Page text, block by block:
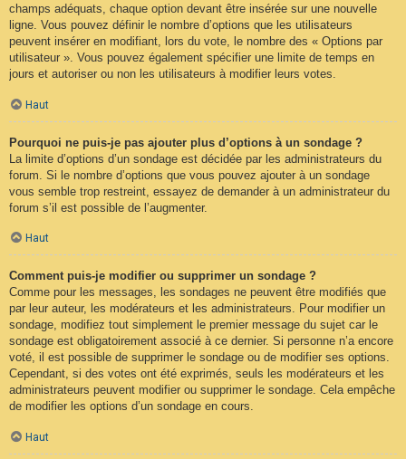
champs adéquats, chaque option devant être insérée sur une nouvelle
ligne. Vous pouvez définir le nombre d’options que les utilisateurs
peuvent insérer en modifiant, lors du vote, le nombre des « Options par
utilisateur ». Vous pouvez également spécifier une limite de temps en
jours et autoriser ou non les utilisateurs à modifier leurs votes.
Haut
Pourquoi ne puis-je pas ajouter plus d’options à un sondage ?
La limite d’options d’un sondage est décidée par les administrateurs du
forum. Si le nombre d’options que vous pouvez ajouter à un sondage
vous semble trop restreint, essayez de demander à un administrateur du
forum s’il est possible de l’augmenter.
Haut
Comment puis-je modifier ou supprimer un sondage ?
Comme pour les messages, les sondages ne peuvent être modifiés que
par leur auteur, les modérateurs et les administrateurs. Pour modifier un
sondage, modifiez tout simplement le premier message du sujet car le
sondage est obligatoirement associé à ce dernier. Si personne n’a encore
voté, il est possible de supprimer le sondage ou de modifier ses options.
Cependant, si des votes ont été exprimés, seuls les modérateurs et les
administrateurs peuvent modifier ou supprimer le sondage. Cela empêche
de modifier les options d’un sondage en cours.
Haut